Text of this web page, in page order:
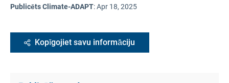
Publicēts Climate-ADAPT:Apr 18, 2025
Kopīgojiet savu informāciju